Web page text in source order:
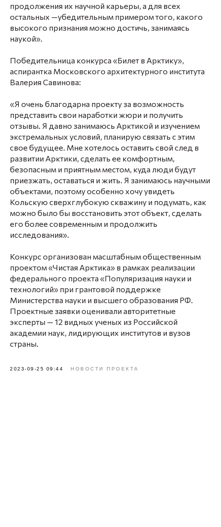
продолжения их научной карьеры, а для всех
остальных —убедительным примером того, какого
высокого признания можно достичь, занимаясь
наукой».
Победительница конкурса «Билет в Арктику»,
аспирантка Московского архитектурного института
Валерия Савинова:
«Я очень благодарна проекту за возможность
представить свои наработки жюри и получить
отзывы. Я давно занимаюсь Арктикой и изучением
экстремальных условий, планирую связать с этим
свое будущее. Мне хотелось оставить свой след в
развитии Арктики, сделать ее комфортным,
безопасным и приятным местом, куда люди будут
приезжать, оставаться и жить. Я занимаюсь научными
объектами, поэтому особенно хочу увидеть
Кольскую сверхглубокую скважину и подумать, как
можно было бы восстановить этот объект, сделать
его более современным и продолжить
исследования».
Конкурс организован масштабным общественным
проектом «Чистая Арктика» в рамках реализации
федерального проекта «Популяризация науки и
технологий» при грантовой поддержке
Министерства науки и высшего образования РФ.
Проектные заявки оценивали авторитетные
эксперты — 12 видных ученых из Российской
академии наук, лидирующих институтов и вузов
страны.
2023-09-25 09:44 НОВОСТИ ПРОЕКТА